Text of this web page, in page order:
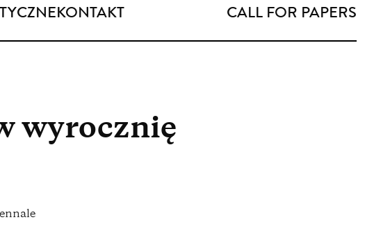
KONTAKT CALL FOR PAPERS
wyrocznię